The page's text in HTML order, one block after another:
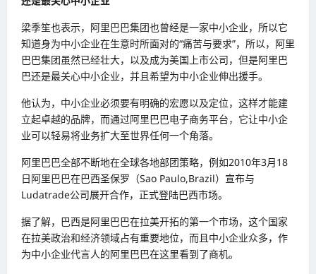
梁季笙也表示，阿里巴巴集团也曾经是一家中小企业，所以它
知道身为中小企业在生意时所面对的“痛苦与要求”，所以，阿里
巴巴集团虽然已经壮大，以及成为美国上市公司，但是阿里巴
巴还是最关心中小企业，并且希望为中小企业伸出援手。
他认为，中小企业必须要有明确的宏愿以及定位，这样才能建
立起卓越的品牌，而通过阿里巴巴电子商务平台，它让中小企
业可以轻易将业务扩大至世界任何一个角落。
阿里巴巴全部不断地在全球各地部团策略，例如2010年3月18
日阿里巴巴在巴西圣保罗（Sao Paulo,Brazil）宣布与
Ludatrade公司展开合作，正式登陆巴西市场。
据了解，巴西是阿里巴巴在拉美开拓的第一个市场，这个国家
在拉美政治和经济领域占有重要地位，而且中小企业众多，作
为中小企业代言人的阿里巴巴在这里看到了商机。